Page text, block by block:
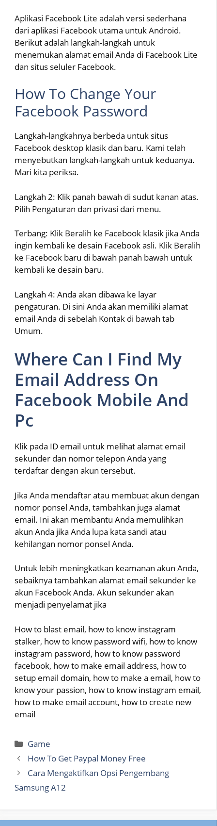
Aplikasi Facebook Lite adalah versi sederhana
dari aplikasi Facebook utama untuk Android.
Berikut adalah langkah-langkah untuk
menemukan alamat email Anda di Facebook Lite
dan situs seluler Facebook.
How To Change Your
Facebook Password
Langkah-langkahnya berbeda untuk situs
Facebook desktop klasik dan baru. Kami telah
menyebutkan langkah-langkah untuk keduanya.
Mari kita periksa.
Langkah 2: Klik panah bawah di sudut kanan atas.
Pilih Pengaturan dan privasi dari menu.
Terbang: Klik Beralih ke Facebook klasik jika Anda
ingin kembali ke desain Facebook asli. Klik Beralih
ke Facebook baru di bawah panah bawah untuk
kembali ke desain baru.
Langkah 4: Anda akan dibawa ke layar
pengaturan. Di sini Anda akan memiliki alamat
email Anda di sebelah Kontak di bawah tab
Umum.
Where Can I Find My
Email Address On
Facebook Mobile And
Pc
Klik pada ID email untuk melihat alamat email
sekunder dan nomor telepon Anda yang
terdaftar dengan akun tersebut.
Jika Anda mendaftar atau membuat akun dengan
nomor ponsel Anda, tambahkan juga alamat
email. Ini akan membantu Anda memulihkan
akun Anda jika Anda lupa kata sandi atau
kehilangan nomor ponsel Anda.
Untuk lebih meningkatkan keamanan akun Anda,
sebaiknya tambahkan alamat email sekunder ke
akun Facebook Anda. Akun sekunder akan
menjadi penyelamat jika
How to blast email, how to know instagram
stalker, how to know password wifi, how to know
instagram password, how to know password
facebook, how to make email address, how to
setup email domain, how to make a email, how to
know your passion, how to know instagram email,
how to make email account, how to create new
email
Categories
Game
How To Get Paypal Money Free
Cara Mengaktifkan Opsi Pengembang
Samsung A12